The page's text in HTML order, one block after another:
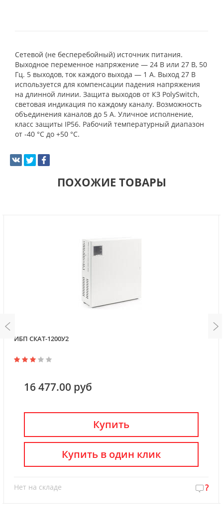
Сетевой (не бесперебойный) источник питания.
Выходное переменное напряжение — 24 В или 27 В, 50
Гц. 5 выходов, ток каждого выхода — 1 А. Выход 27 В
используется для компенсации падения напряжения
на длинной линии. Защита выходов от КЗ PolySwitch,
световая индикация по каждому каналу. Возможность
объединения каналов до 5 А. Уличное исполнение,
класс защиты IP56. Рабочий температурный диапазон
от -40 °С до +50 °С.
ПОХОЖИЕ ТОВАРЫ
ИБП СКАТ-1200У2
16 477.00 руб
Купить
Нет на складе ?
Купить в один клик